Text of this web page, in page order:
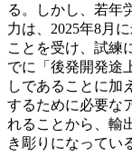
る。しかし、若年
力は、2025年8月
ことを受け、試練
でに「後発開発途
しであることに加
するために必要な
れることから、輸
き彫りになってい